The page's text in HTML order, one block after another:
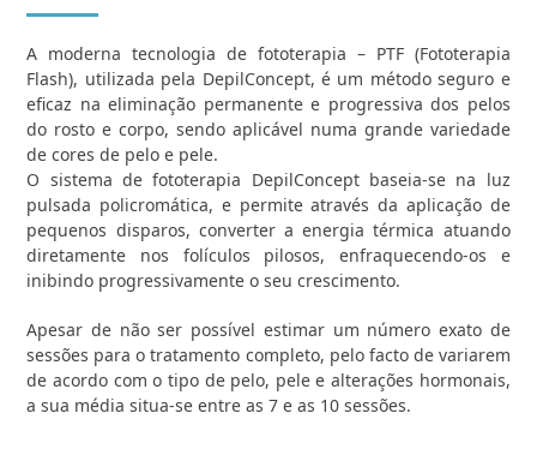
A moderna tecnologia de fototerapia – PTF (Fototerapia
Flash), utilizada pela DepilConcept, é um método seguro e
eficaz na eliminação permanente e progressiva dos pelos
do rosto e corpo, sendo aplicável numa grande variedade
de cores de pelo e pele.
O sistema de fototerapia DepilConcept baseia-se na luz
pulsada policromática, e permite através da aplicação de
pequenos disparos, converter a energia térmica atuando
diretamente nos folículos pilosos, enfraquecendo-os e
inibindo progressivamente o seu crescimento.
Apesar de não ser possível estimar um número exato de
sessões para o tratamento completo, pelo facto de variarem
de acordo com o tipo de pelo, pele e alterações hormonais,
a sua média situa-se entre as 7 e as 10 sessões.